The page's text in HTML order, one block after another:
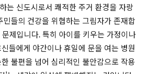
는 신도시로서 쾌적한 주거 환경을 자랑
민들의 건강을 위협하는 그림자가 존재합
제입니다. 특히 아이를 키우는 가정이나
들에게 야간이나 휴일에 문을 여는 병원
불편을 넘어 심리적인 불안감으로 작용